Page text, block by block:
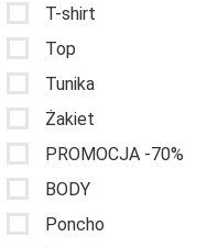
T-shirt
Top
Tunika
Żakiet
PROMOCJA -70%
BODY
Poncho